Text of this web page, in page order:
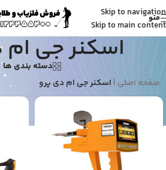
Skip to navigation
Skip to main content
منو
اسکنر جی ام
دسته بندی ها
صفحه اصلی | اسکنر جی ام دی پرو